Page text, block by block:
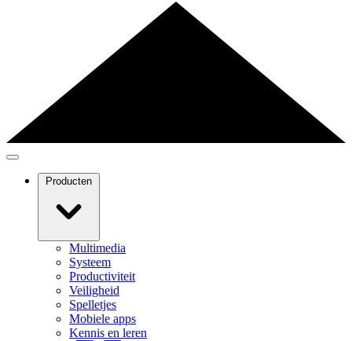
Producten
Multimedia
Systeem
Productiviteit
Veiligheid
Spelletjes
Mobiele apps
Kennis en leren